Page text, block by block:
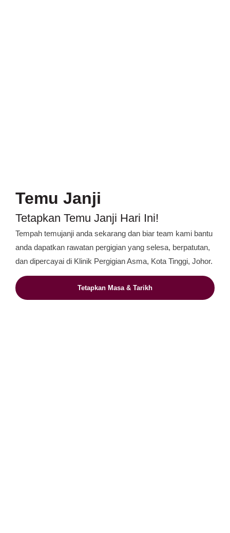
Temu Janji
Tetapkan Temu Janji Hari Ini!
Tempah temujanji anda sekarang dan biar team kami bantu
anda dapatkan rawatan pergigian yang selesa, berpatutan,
dan dipercayai di Klinik Pergigian Asma, Kota Tinggi, Johor.
Tetapkan Masa & Tarikh